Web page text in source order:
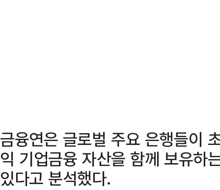
금융연은 글로벌 주요 은행들이
익 기업금융 자산을 함께 보유
있다고 분석했다.